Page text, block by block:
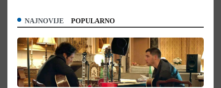
NAJNOVIJE POPULARNO